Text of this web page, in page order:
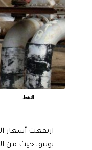
النفط
ارتفعت أسعار
يونيو، حيث من